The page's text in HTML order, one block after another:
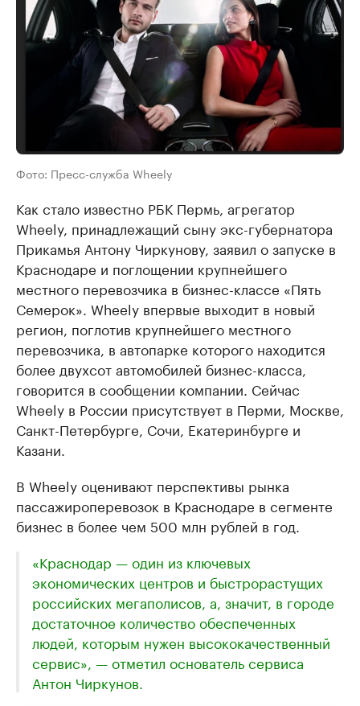
Фото: Пресс-служба ​Wheely
Как стало известно РБК Пермь, агрегатор ​
Wheely, принадлежащий сыну экс-губернатора
Прикамья Антону Чиркунову, заявил о запуске в
Краснодаре и поглощении крупнейшего
местного перевозчика в бизнес-классе «Пять
Семерок». Wheely впервые выходит в новый
регион, поглотив крупнейшего местного
перевозчика, в автопарке которого находится
более двухсот автомобилей бизнес-класса,
говорится в сообщении компании. Сейчас
Wheely в России присутствует в Перми, Москве,
Санкт-Петербурге, Сочи, Екатеринбурге и
Казани.
В Wheely оценивают перспективы рынка
пассажироперевозок в Краснодаре в сегменте
бизнес в более чем 500 млн рублей в год.
«Краснодар — один из ключевых
экономических центров и быстрорастущих
российских мегаполисов, а, значит, в городе
достаточное количество обеспеченных
людей, которым нужен высококачественный
сервис», — отметил основатель сервиса
Антон Чиркунов.